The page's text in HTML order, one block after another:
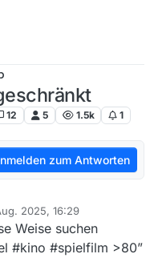
12 5 1.5k 1
zum Antworten
2025, 16:29
Weise suchen
#kino #spielfilm >80”